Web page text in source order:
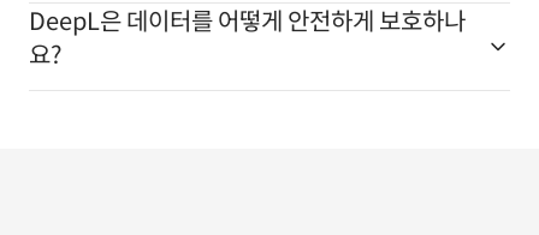
DeepL은 데이터를 어떻게 안전하게 보호하나
요?